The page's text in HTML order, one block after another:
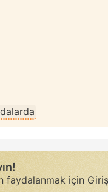
faydalanmak için